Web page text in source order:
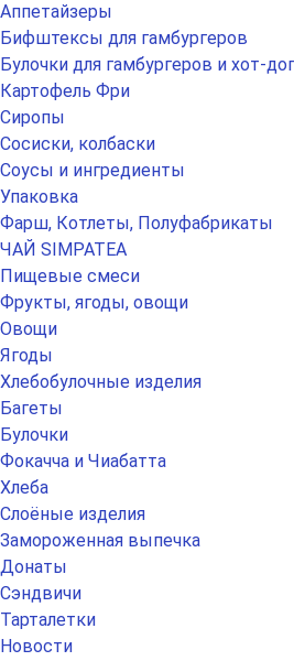
Аппетайзеры
Бифштексы для гамбургеров
Булочки для гамбургеров и хот-
Картофель Фри
Сиропы
Сосиски, колбаски
Соусы и ингредиенты
Упаковка
Фарш, Котлеты, Полуфабрикаты
ЧАЙ SIMPATEA
Пищевые смеси
Фрукты, ягоды, овощи
Овощи
Ягоды
Хлебобулочные изделия
Багеты
Булочки
Фокачча и Чиабатта
Хлеба
Слоёные изделия
Замороженная выпечка
Донаты
Сэндвичи
Тарталетки
Новости